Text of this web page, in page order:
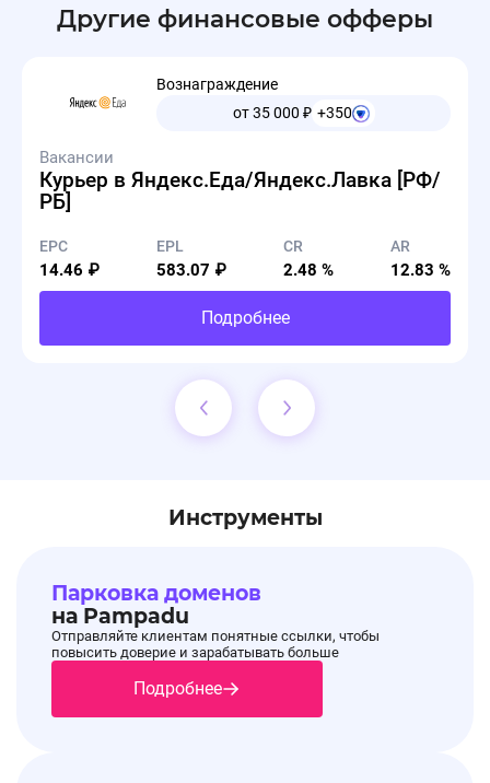
Другие финансовые офферы
Вознаграждение
от 35 000 ₽ +350
Вакансии
Курьер в Яндекс.Еда/Яндекс.Лавка [РФ/
РБ]
EPC
14.46 ₽
EPL
583.07 ₽
CR
2.48 %
AR
12.83 %
Подробнее
Инструменты
Парковка доменов
на Pampadu
Отправляйте клиентам понятные ссылки, чтобы
повысить доверие и зарабатывать больше
Подробнее